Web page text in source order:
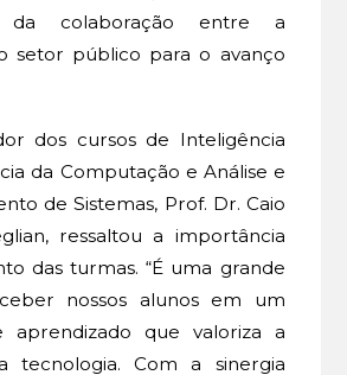
da colaboração entre a
setor público para o avanço
dos cursos de Inteligência
da Computação e Análise e
de Sistemas, Prof. Dr. Caio
ressaltou a importância
das turmas. “É uma grande
nossos alunos em um
aprendizado que valoriza a
tecnologia. Com a sinergia